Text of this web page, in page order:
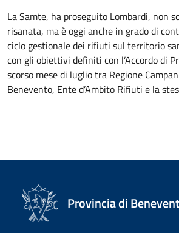
La Samte, ha proseguito Lombardi, non
risanata, ma è oggi anche in grado di
ciclo gestionale dei rifiuti sul territorio
con gli obiettivi definiti con l’Accordo di
scorso mese di luglio tra Regione
Benevento, Ente d’Ambito Rifiuti e la
Provincia di